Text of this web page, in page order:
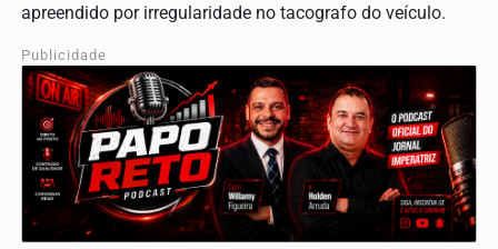
apreendido por irregularidade no tacografo do veículo.
Publicidade